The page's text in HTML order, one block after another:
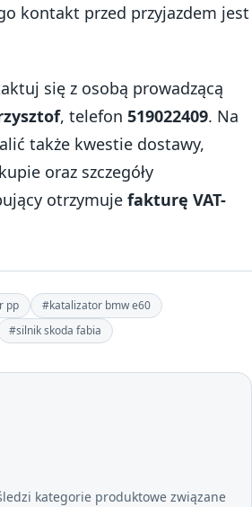
kontakt przed przyjazdem jest
się z osobą prowadzącą
, telefon 519022409. Na
także kwestie dostawy,
oraz szczegóły
otrzymuje fakturę VAT-
pp
#katalizator bmw e60
#silnik skoda fabia
kategorie produktowe związane